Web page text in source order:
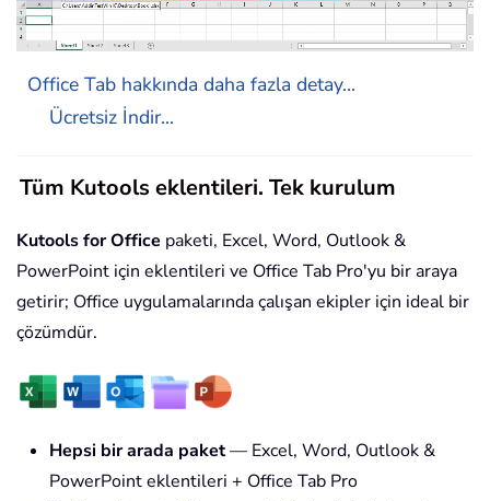
Office Tab hakkında daha fazla detay...
Ücretsiz İndir...
Tüm Kutools eklentileri. Tek kurulum
Kutools for Office paketi, Excel, Word, Outlook &
PowerPoint için eklentileri ve Office Tab Pro'yu bir araya
getirir; Office uygulamalarında çalışan ekipler için ideal bir
çözümdür.
Hepsi bir arada paket— Excel, Word, Outlook &
PowerPoint eklentileri + Office Tab Pro